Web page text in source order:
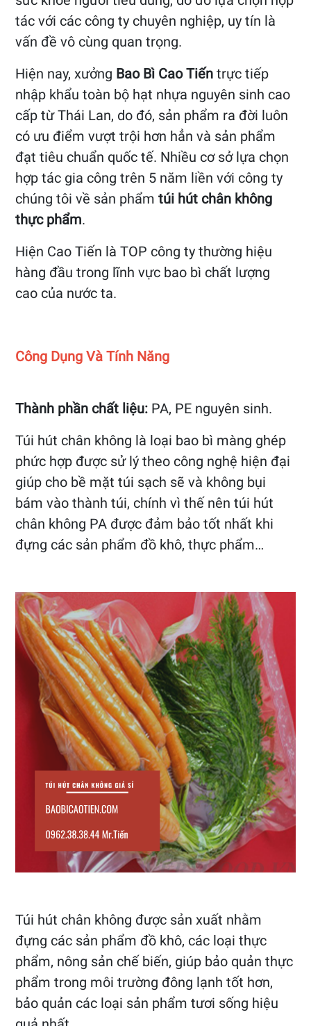
tác với các công ty chuyên nghiệp, uy tín là
vấn đề vô cùng quan trọng.
Hiện nay, xưởng Bao Bì Cao Tiến trực tiếp
nhập khẩu toàn bộ hạt nhựa nguyên sinh cao
cấp từ Thái Lan, do đó, sản phẩm ra đời luôn
có ưu điểm vượt trội hơn hẳn và sản phẩm
đạt tiêu chuẩn quốc tế. Nhiều cơ sở lựa chọn
hợp tác gia công trên 5 năm liền với công ty
chúng tôi về sản phẩmtúi hút chân không
thực phẩm.
Hiện Cao Tiến là TOP công ty thường hiệu
hàng đầu trong lĩnh vực bao bì chất lượng
cao của nước ta.
Công Dụng Và Tính Năng
Thành phần chất liệu: PA, PE nguyên sinh.
Túi hút chân không là loại bao bì màng ghép
phức hợp được sử lý theo công nghệ hiện đại
giúp cho bề mặt túi sạch sẽ và không bụi
bám vào thành túi, chính vì thế nên túi hút
chân không PA được đảm bảo tốt nhất khi
đựng các sản phẩm đồ khô, thực phẩm…
Túi hút chân không được sản xuất nhằm
đựng các sản phẩm đồ khô, các loại thực
phẩm, nông sản chế biến, giúp bảo quản thực
phẩm trong môi trường đông lạnh tốt hơn,
bảo quản các loại sản phẩm tươi sống hiệu